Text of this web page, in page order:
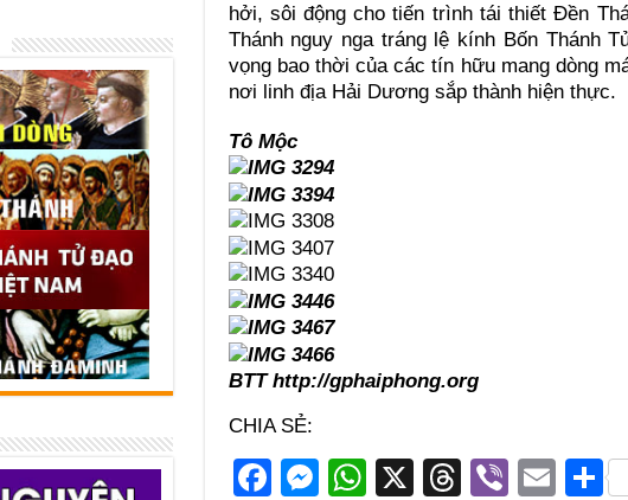
hởi, sôi động cho tiến trình tái thiết Đền
Thánh nguy nga tráng lệ kính Bốn Thánh
vọng bao thời của các tín hữu mang dòng
nơi linh địa Hải Dương sắp thành hiện thực.
Tô Mộc
BTT http://gphaiphong.org
CHIA SẺ:
F
M
W
X
T
Vi
E S